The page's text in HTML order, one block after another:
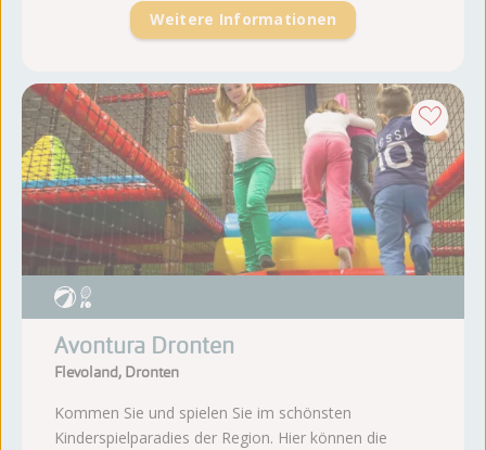
Weitere Informationen
Avontura Dronten
Flevoland, Dronten
Kommen Sie und spielen Sie im schönsten
Kinderspielparadies der Region. Hier können die